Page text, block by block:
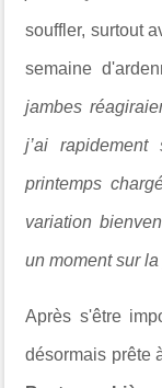
souffler, surtout
semaine
jambes
j’ai
printemps
variation
un moment sur
Après s'être
désormais prête